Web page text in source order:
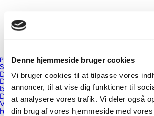
Denne hjemmeside bruger cookies
Vi bruger cookies til at tilpasse vores
annoncer, til at vise dig funktioner til
at analysere vores trafik. Vi deler også
din brug af vores hjemmeside med
Produkter
Se alle produkter
DUKA Vælgere
DUKA One – et rums ventilationsløsning til
bolig
DUKA One forskelle
VillaVentilation – ventilationsløsninger
hele din bolig